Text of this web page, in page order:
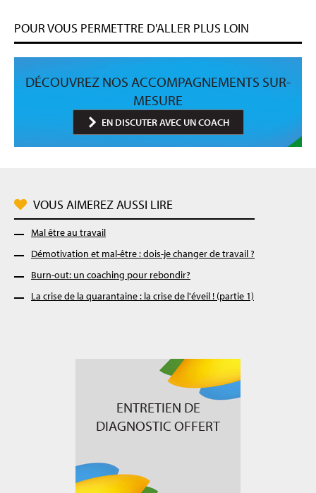
POUR VOUS PERMETTRE D'ALLER PLUS LOIN
DÉCOUVREZ NOS ACCOMPAGNEMENTS SUR-
MESURE
EN DISCUTER AVEC UN COACH
VOUS AIMEREZ AUSSI LIRE
Mal être au travail
Démotivation et mal-être : dois-je changer de travail ?
Burn-out: un coaching pour rebondir?
La crise de la quarantaine : la crise de l'éveil ! (partie 1)
ENTRETIEN DE
DIAGNOSTIC OFFERT